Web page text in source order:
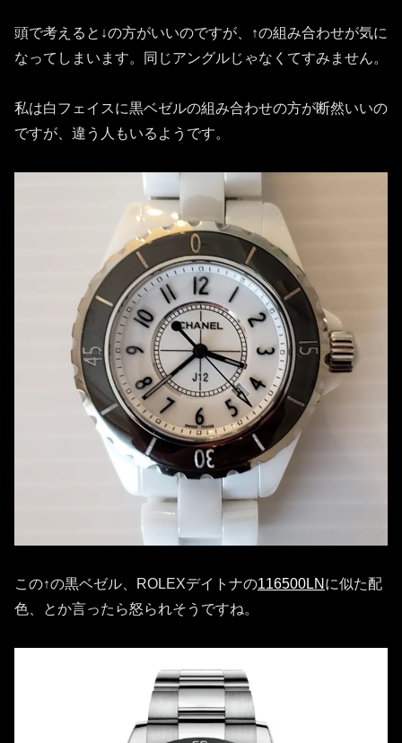
頭で考えると↓の方がいいのですが、↑の組み合わせが気に
なってしまいます。同じアングルじゃなくてすみません。
私は白フェイスに黒ベゼルの組み合わせの方が断然いいの
ですが、違う人もいるようです。
この↑の黒ベゼル、ROLEXデイトナの116500LN に似た配
色、とか言ったら怒られそうですね。